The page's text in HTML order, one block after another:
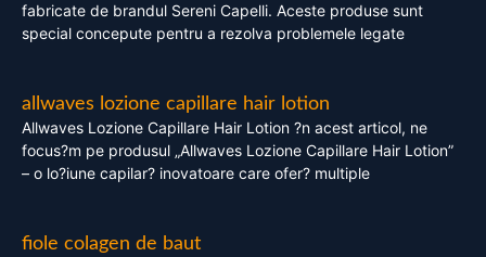
fabricate de brandul Sereni Capelli. Aceste produse sunt
special concepute pentru a rezolva problemele legate
allwaves lozione capillare hair lotion
Allwaves Lozione Capillare Hair Lotion ?n acest articol, ne
focus?m pe produsul „Allwaves Lozione Capillare Hair Lotion”
– o lo?iune capilar? inovatoare care ofer? multiple
fiole colagen de baut